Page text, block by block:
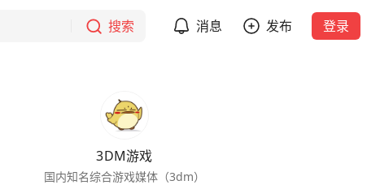
搜索 消息 发布 登录
3DM游戏
国内知名综合游戏媒体（3dm）